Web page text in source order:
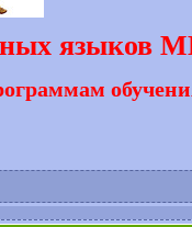
языков